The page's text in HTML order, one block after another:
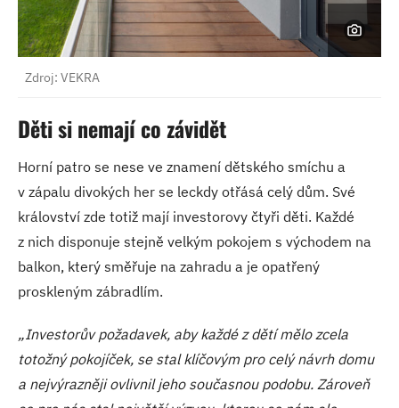
Zdroj: VEKRA
Děti si nemají co závidět
Horní patro se nese ve znamení dětského smíchu a
v zápalu divokých her se leckdy otřásá celý dům. Své
království zde totiž mají investorovy čtyři děti. Každé
z nich disponuje stejně velkým pokojem s východem na
balkon, který směřuje na zahradu a je opatřený
proskleným zábradlím.
„Investorův požadavek, aby každé z dětí mělo zcela
totožný pokojíček, se stal klíčovým pro celý návrh domu
a nejvýrazněji ovlivnil jeho současnou podobu. Zároveň